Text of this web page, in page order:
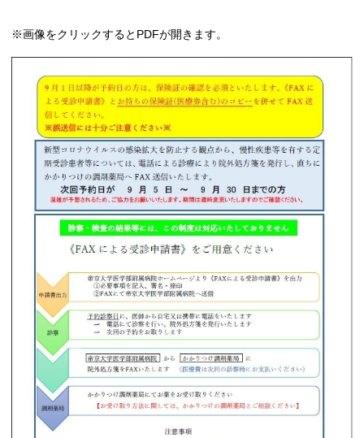
※画像をクリックするとPDFが開きます。